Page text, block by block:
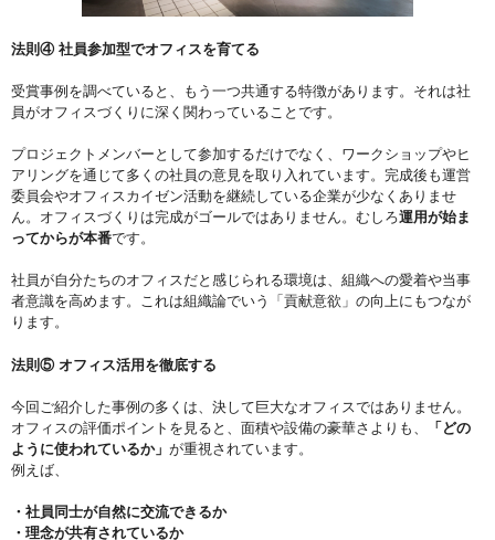
法則④ 社員参加型でオフィスを育てる
受賞事例を調べていると、もう一つ共通する特徴があります。それは社
員がオフィスづくりに深く関わっていることです。
プロジェクトメンバーとして参加するだけでなく、ワークショップやヒ
アリングを通じて多くの社員の意見を取り入れています。完成後も運営
委員会やオフィスカイゼン活動を継続している企業が少なくありませ
ん。オフィスづくりは完成がゴールではありません。むしろ運用が始ま
ってからが本番です。
社員が自分たちのオフィスだと感じられる環境は、組織への愛着や当事
者意識を高めます。これは組織論でいう「貢献意欲」の向上にもつなが
ります。
法則⑤ オフィス活用を徹底する
今回ご紹介した事例の多くは、決して巨大なオフィスではありません。
オフィスの評価ポイントを見ると、面積や設備の豪華さよりも、
「どの
ように使われているか」 が重視されています。
例えば、
・社員同士が自然に交流できるか
・理念が共有されているか